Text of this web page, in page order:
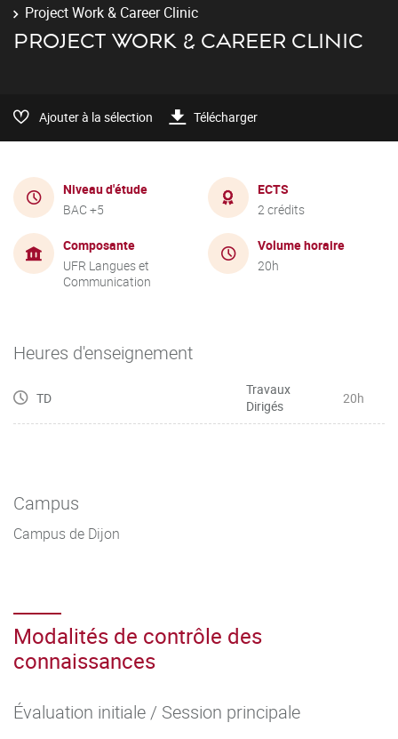
Project Work & Career Clinic
PROJECT WORK & CAREER CLINIC
Ajouter à la sélection Télécharger
Niveau d'étude
BAC +5
ECTS
2 crédits
Composante
UFR Langues et
Communication
Volume horaire
20h
Heures d'enseignement
TD
Travaux
Dirigés
20h
Campus
Campus de Dijon
Modalités de contrôle des
connaissances
Évaluation initiale / Session principale